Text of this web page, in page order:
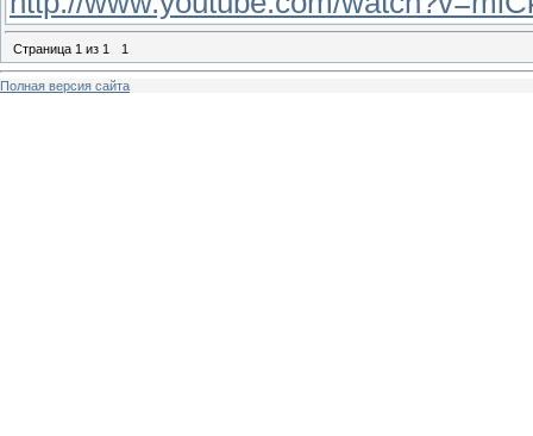
Страница 1 из 1 1
Полная версия сайта